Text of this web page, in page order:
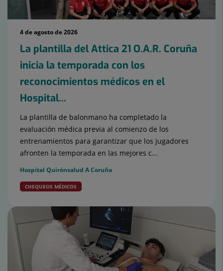
4 de agosto de 2026
La plantilla del Attica 21 O.A.R. Coruña
inicia la temporada con los
reconocimientos médicos en el
Hospital...
La plantilla de balonmano ha completado la
evaluación médica previa al comienzo de los
entrenamientos para garantizar que los jugadores
afronten la temporada en las mejores c...
Hospital Quirónsalud A Coruña
CHEQUEOS MÉDICOS